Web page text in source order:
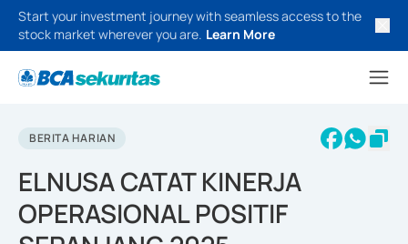
Start your investment journey with seamless access to the
stock market wherever you are. Learn More
BERITA HARIAN
ELNUSA CATAT KINERJA
OPERASIONAL POSITIF